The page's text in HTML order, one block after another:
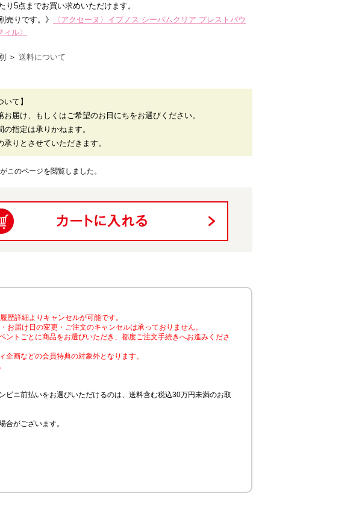
り5点までお買い求めいただけます。
売りです。》
〈アクセーヌ〉イプノス シーバムクリア プレストパウ
ル〉
＞ 送料について
いて】
お届け、もしくはご希望のお日にちをお選びください。
指定は承りかねます。
りとさせていただきます。
このページを閲覧しました。
詳細よりキャンセルが可能です。
届け日の変更・ご注文のキャンセルは承っておりません。
トごとに商品をお選びいただき、都度ご注文手続きへお進みくださ
画などの会員特典の対象外となります。
ニ前払いをお選びいただけるのは、送料含む税込30万円未満のお取
がございます。